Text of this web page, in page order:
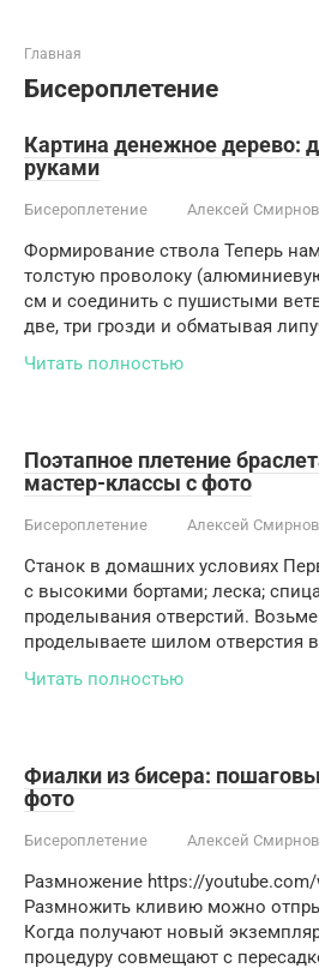
Главная
Бисероплетение
Картина денежное дерево:
руками
Бисероплетение Алексей Смирнов
Формирование ствола Теперь
толстую проволоку
см и соединить с пушистыми
две, три грозди и обматывая
Читать полностью
Поэтапное плетение
мастер-классы с фото
Бисероплетение Алексей Смирнов
Станок в домашних условиях
с высокими бортами; леска;
проделывания отверстий.
проделываете шилом отверстия в
Читать полностью
Фиалки из бисера:
фото
Бисероплетение Алексей Смирнов
Размножение https://youtube.com/
Размножить кливию можно
Когда получают новый
процедуру совмещают с